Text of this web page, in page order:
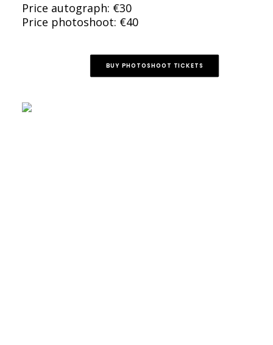
Price autograph: €30
Price photoshoot: €40
BUY PHOTOSHOOT TICKETS